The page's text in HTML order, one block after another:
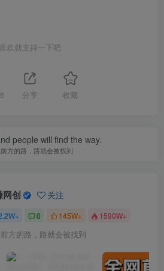
喜欢就支持一下吧
分享 收藏
people will find the way.
方的路，路就会被找到
网创 关注
0 145W+ 1590W+
方的路，路就会被找到